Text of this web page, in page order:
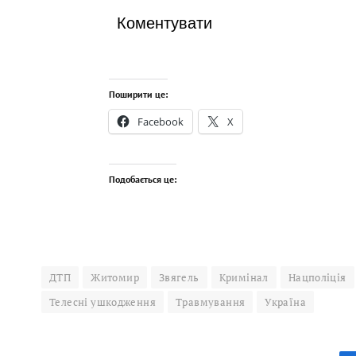
Коментувати
Поширити це:
Facebook X
Подобається це:
ДТП Житомир Звягель Кримінал Нацполіція
Телесні ушкодження
Травмування Україна